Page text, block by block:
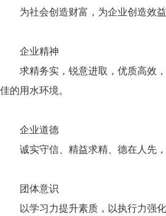
为社会创造财富，为企业创造效
企业精神
求精务实，锐意进取，优质高效
佳的用水环境。
企业道德
诚实守信、精益求精、德在人先，
团体意识
以学习力提升素质，以执行力强